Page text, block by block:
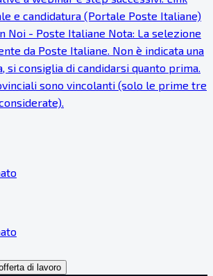
e candidatura (Portale Poste Italiane)
Noi - Poste Italiane Nota: La selezione
da Poste Italiane. Non è indicata una
si consiglia di candidarsi quanto prima.
sono vincolanti (solo le prime tre
di lavoro